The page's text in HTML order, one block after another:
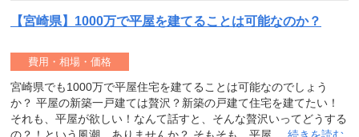
【宮崎県】1000万で平屋を建てることは可能なのか？
宮崎県でも1000万で平屋住宅を建てることは可能なのでしょう
か？ 平屋の新築一戸建ては贅沢？新築の戸建て住宅を建てたい！
それも、平屋が欲しい！なんて話すと、そんな贅沢いってどうする
費用・相場・価格